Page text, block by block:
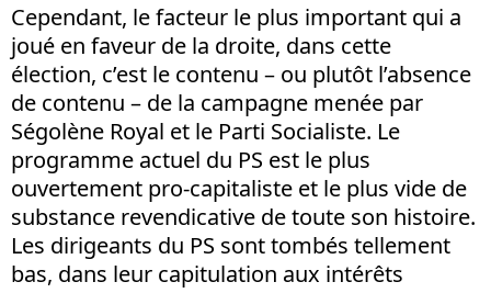
Cependant, le facteur le plus important qui a
joué en faveur de la droite, dans cette
élection, c’est le contenu – ou plutôt l’absence
de contenu – de la campagne menée par
Ségolène Royal et le Parti Socialiste. Le
programme actuel du PS est le plus
ouvertement pro-capitaliste et le plus vide de
substance revendicative de toute son histoire.
Les dirigeants du PS sont tombés tellement
bas, dans leur capitulation aux intérêts